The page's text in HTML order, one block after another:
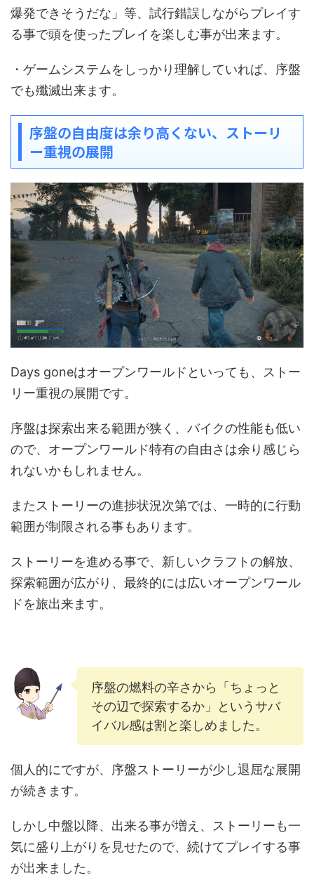
爆発できそうだな」等、試行錯誤しながらプレイす
る事で頭を使ったプレイを楽しむ事が出来ます。
・ゲームシステムをしっかり理解していれば、序盤
でも殲滅出来ます。
序盤の自由度は余り高くない、ストーリ
ー重視の展開
Days goneはオープンワールドといっても、ストー
リー重視の展開です。
序盤は探索出来る範囲が狭く、バイクの性能も低い
ので、オープンワールド特有の自由さは余り感じら
れないかもしれません。
またストーリーの進捗状況次第では、一時的に行動
範囲が制限される事もあります。
ストーリーを進める事で、新しいクラフトの解放、
探索範囲が広がり、最終的には広いオープンワール
ドを旅出来ます。
序盤の燃料の辛さから「ちょっと
その辺で探索するか」というサバ
イバル感は割と楽しめました。
個人的にですが、序盤ストーリーが少し退屈な展開
が続きます。
しかし中盤以降、出来る事が増え、ストーリーも一
気に盛り上がりを見せたので、続けてプレイする事
が出来ました。